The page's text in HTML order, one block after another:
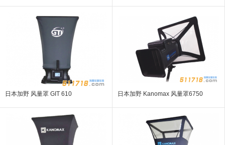
日本加野 风量罩 GIT 610 日本加野 Kanomax 风量罩6750